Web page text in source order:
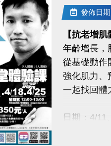
發佈日
【抗老增
年齡增長，
從基礎動作
強化肌力、
一起找回體
日期：4/11